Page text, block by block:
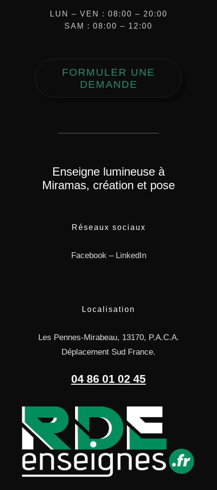
LUN – VEN : 08:00 – 20:00
SAM : 08:00 – 12:00
FORMULER UNE
DEMANDE
Enseigne lumineuse à
Miramas, création et pose
Réseaux sociaux
Facebook– LinkedIn
Localisation
Les Pennes-Mirabeau, 13170, P.A.C.A.
Déplacement Sud France.
04 86 01 02 45